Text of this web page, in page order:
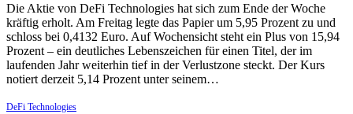
Die Aktie von DeFi Technologies hat sich zum Ende der Woche
kräftig erholt. Am Freitag legte das Papier um 5,95 Prozent zu und
schloss bei 0,4132 Euro. Auf Wochensicht steht ein Plus von 15,94
Prozent – ein deutliches Lebenszeichen für einen Titel, der im
laufenden Jahr weiterhin tief in der Verlustzone steckt. Der Kurs
notiert derzeit 5,14 Prozent unter seinem…
DeFi Technologies